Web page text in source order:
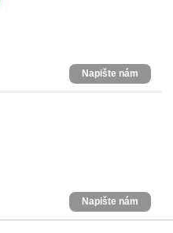
Napište nám
Napište nám